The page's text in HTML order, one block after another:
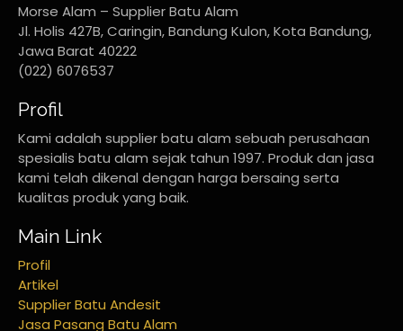
Morse Alam – Supplier Batu Alam
Jl. Holis 427B, Caringin, Bandung Kulon, Kota Bandung,
Jawa Barat 40222
(022) 6076537
Profil
Kami adalah supplier batu alam sebuah perusahaan
spesialis batu alam sejak tahun 1997. Produk dan jasa
kami telah dikenal dengan harga bersaing serta
kualitas produk yang baik.
Main Link
Profil
Artikel
Supplier Batu Andesit
Jasa Pasang Batu Alam